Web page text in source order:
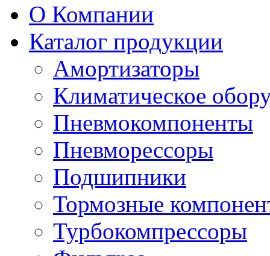
О Компании
Каталог продукции
Амортизаторы
Климатическое
Пневмокомпоненты
Пневморессоры
Подшипники
Тормозные
Турбокомпрессоры